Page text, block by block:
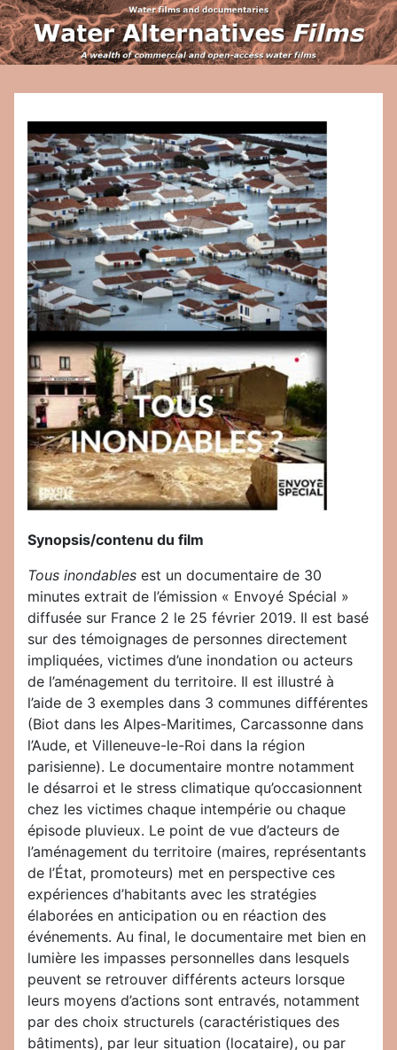
Synopsis/contenu du film
Tous inondables est un documentaire de 30
minutes extrait de l’émission « Envoyé Spécial »
diffusée sur France 2 le 25 février 2019. Il est basé
sur des témoignages de personnes directement
impliquées, victimes d’une inondation ou acteurs
de l’aménagement du territoire. Il est illustré à
l’aide de 3 exemples dans 3 communes différentes
(Biot dans les Alpes-Maritimes, Carcassonne dans
l’Aude, et Villeneuve-le-Roi dans la région
parisienne). Le documentaire montre notamment
le désarroi et le stress climatique qu’occasionnent
chez les victimes chaque intempérie ou chaque
épisode pluvieux. Le point de vue d’acteurs de
l’aménagement du territoire (maires, représentants
de l’État, promoteurs) met en perspective ces
expériences d’habitants avec les stratégies
élaborées en anticipation ou en réaction des
événements. Au final, le documentaire met bien en
lumière les impasses personnelles dans lesquels
peuvent se retrouver différents acteurs lorsque
leurs moyens d’actions sont entravés, notamment
par des choix structurels (caractéristiques des
bâtiments), par leur situation (locataire), ou par